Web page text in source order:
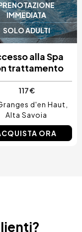
IMMEDIATA
SOLO ADULTI
alla Spa
trattamento
117 €
d'en Haut
Alta Savoia
ORA